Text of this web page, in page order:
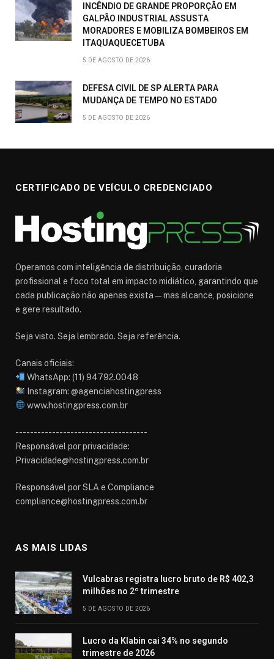
INCÊNDIO DE GRANDE PROPORÇÃO EM
GALPÃO INDUSTRIAL ASSUSTA
MORADORES E MOBILIZA BOMBEIROS EM
ITAQUAQUECETUBA
5 DE AGOSTO DE 2026
DEFESA CIVIL DE SP ALERTA PARA
MUDANÇA DE TEMPO NO ESTADO
5 DE AGOSTO DE 2026
CERTIFICADO DE VEÍCULO CREDENCIADO
Operamos com inteligência de distribuição, curadoria
profissional e foco total em impacto midiático, garantindo que
cada publicação não apenas exista — mas alcance, posicione
e gere resultado.
Seja visto. Seja lembrado. Seja referência.
Canais oficiais:
WhatsApp: (11) 94792.0048
Instagram: @agenciahostingpress
www.hostingpress.com.br⁠
------------------------------------
Responsável por privacidade:
Privacidade@hostingpress.com.br
Responsável por SLA e Compliance
compliance@hostingpress.com.br
AS MAIS LIDAS
Vulcabras registra lucro bruto de R$ 402,3
milhões no 2º trimestre
5 DE AGOSTO DE 2026
Lucro da Klabin cai 34% no segundo
trimestre de 2026